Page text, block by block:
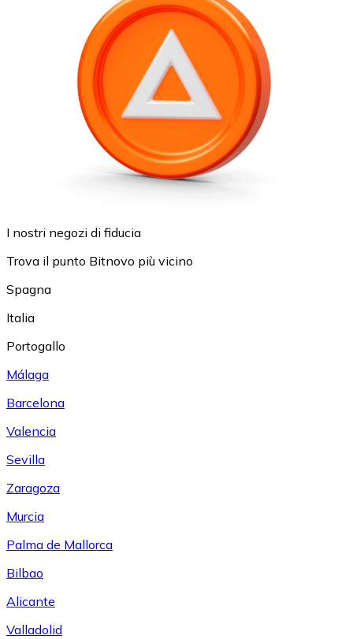
I nostri negozi di fiducia
Trova il punto Bitnovo più vicino
Spagna
Italia
Portogallo
Málaga
Barcelona
Valencia
Sevilla
Zaragoza
Murcia
Palma de Mallorca
Bilbao
Alicante
Valladolid